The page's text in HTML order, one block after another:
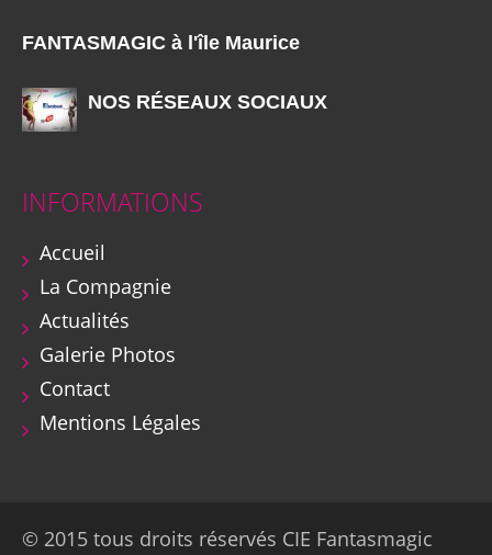
FANTASMAGIC à l'île Maurice
NOS RÉSEAUX SOCIAUX
INFORMATIONS
Accueil
La Compagnie
Actualités
Galerie Photos
Contact
Mentions Légales
© 2015 tous droits réservés CIE Fantasmagic